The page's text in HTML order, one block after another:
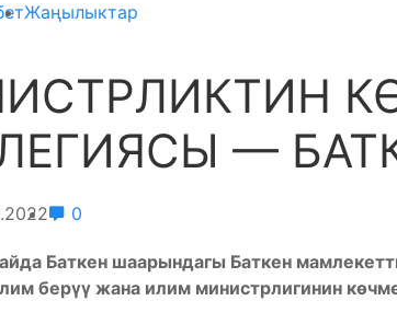
Жаңылыктар
—
0
Баткен шаарындагы Баткен
берүү жана илим министрлигинин